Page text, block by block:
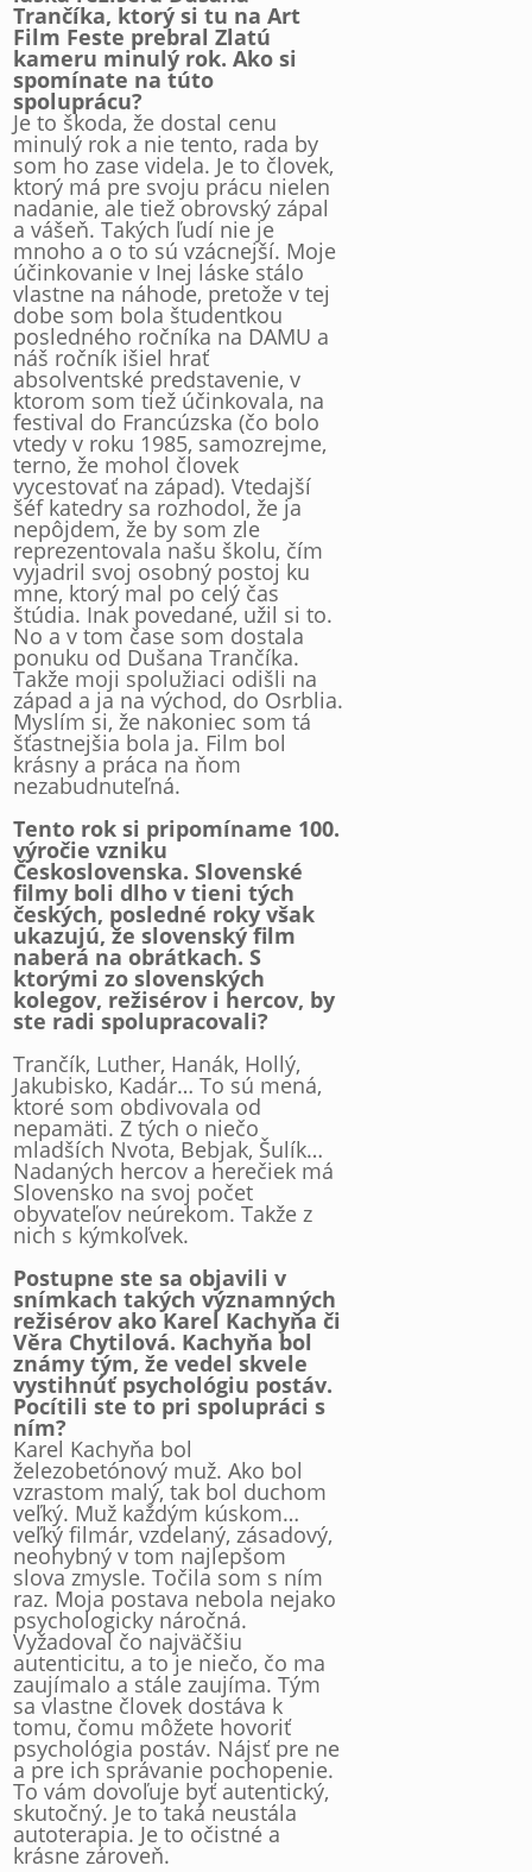
Trančíka, ktorý si tu na Art
Film Feste prebral Zlatú
kameru minulý rok. Ako si
spomínate na túto
spoluprácu?
Je to škoda, že dostal cenu
minulý rok a nie tento, rada by
som ho zase videla. Je to človek,
ktorý má pre svoju prácu nielen
nadanie, ale tiež obrovský zápal
a vášeň. Takých ľudí nie je
mnoho a o to sú vzácnejší. Moje
účinkovanie v Inej láske stálo
vlastne na náhode, pretože v tej
dobe som bola študentkou
posledného ročníka na DAMU a
náš ročník išiel hrať
absolventské predstavenie, v
ktorom som tiež účinkovala, na
festival do Francúzska (čo bolo
vtedy v roku 1985, samozrejme,
terno, že mohol človek
vycestovať na západ). Vtedajší
šéf katedry sa rozhodol, že ja
nepôjdem, že by som zle
reprezentovala našu školu, čím
vyjadril svoj osobný postoj ku
mne, ktorý mal po celý čas
štúdia. Inak povedané, užil si to.
No a v tom čase som dostala
ponuku od Dušana Trančíka.
Takže moji spolužiaci odišli na
západ a ja na východ, do Osrblia.
Myslím si, že nakoniec som tá
šťastnejšia bola ja. Film bol
krásny a práca na ňom
nezabudnuteľná.
Tento rok si pripomíname 100.
výročie vzniku
Československa. Slovenské
filmy boli dlho v tieni tých
českých, posledné roky však
ukazujú, že slovenský film
naberá na obrátkach. S
ktorými zo slovenských
kolegov, režisérov i hercov, by
ste radi spolupracovali?
Trančík, Luther, Hanák, Hollý,
Jakubisko, Kadár… To sú mená,
ktoré som obdivovala od
nepamäti. Z tých o niečo
mladších Nvota, Bebjak, Šulík…
Nadaných hercov a herečiek má
Slovensko na svoj počet
obyvateľov neúrekom. Takže z
nich s kýmkoľvek.
Postupne ste sa objavili v
snímkach takých významných
režisérov ako Karel Kachyňa či
Věra Chytilová. Kachyňa bol
známy tým, že vedel skvele
vystihnúť psychológiu postáv.
Pocítili ste to pri spolupráci s
ním?
Karel Kachyňa bol
železobetónový muž. Ako bol
vzrastom malý, tak bol duchom
veľký. Muž každým kúskom…
veľký filmár, vzdelaný, zásadový,
neohybný v tom najlepšom
slova zmysle. Točila som s ním
raz. Moja postava nebola nejako
psychologicky náročná.
Vyžadoval čo najväčšiu
autenticitu, a to je niečo, čo ma
zaujímalo a stále zaujíma. Tým
sa vlastne človek dostáva k
tomu, čomu môžete hovoriť
psychológia postáv. Nájsť pre ne
a pre ich správanie pochopenie.
To vám dovoľuje byť autentický,
skutočný. Je to taká neustála
autoterapia. Je to očistné a
krásne zároveň.